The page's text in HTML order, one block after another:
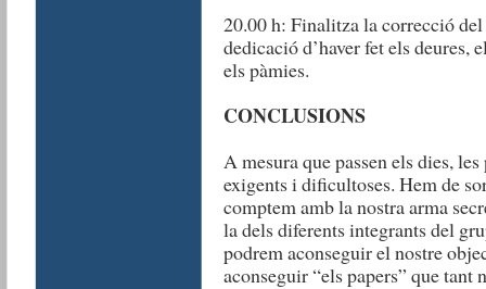
20.00 h: Finalitza la correcció
dedicació d’haver fet els deures,
els pàmies.
CONCLUSIONS
A mesura que passen els dies,
exigents i dificultoses. Hem de
comptem amb la nostra arma
la dels diferents integrants del
podrem aconseguir el nostre
aconseguir “els papers” que tant